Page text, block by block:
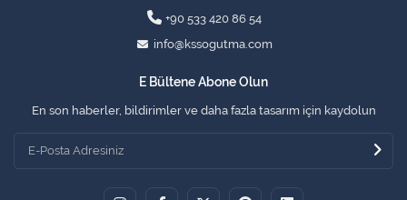
+90 533 420 86 54
info@kssogutma.com
E Bültene Abone Olun
En son haberler, bildirimler ve daha fazla tasarım için kaydolun